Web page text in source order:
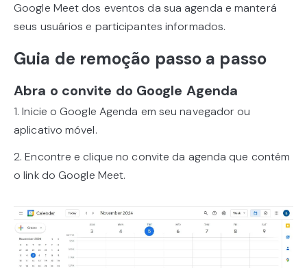
Google Meet dos eventos da sua agenda e manterá
seus usuários e participantes informados.
Guia de remoção passo a passo
Abra o convite do Google Agenda
1. Inicie o Google Agenda em seu navegador ou
aplicativo móvel.
2. Encontre e clique no convite da agenda que contém
o link do Google Meet.